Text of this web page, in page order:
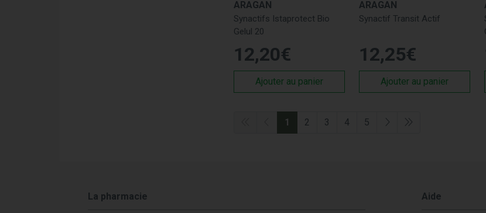
ARAGAN
Synactifs Istaprotect Bio
Gelul 20
12,20€
Ajouter au panier
ARAGAN
Synactif Transit Actif
12,25€
Ajouter au panier
1 2 3 4 5
La pharmacie Aide